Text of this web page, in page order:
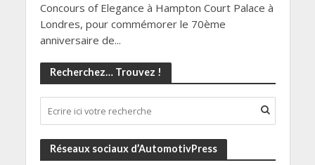
Concours of Elegance à Hampton Court Palace à
Londres, pour commémorer le 70ème
anniversaire de...
Recherchez… Trouvez !
Réseaux sociaux d’AutomotivPress